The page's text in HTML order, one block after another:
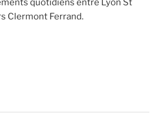
quotidiens entre Lyon St
Clermont Ferrand.